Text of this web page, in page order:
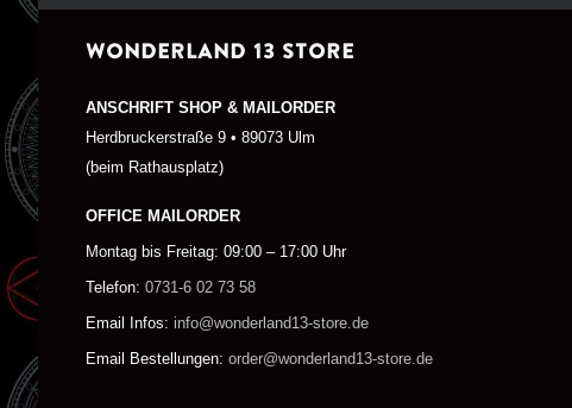
WONDERLAND 13 STORE
ANSCHRIFT SHOP & MAILORDER
Herdbruckerstraße 9 • 89073 Ulm
(beim Rathausplatz)
OFFICE MAILORDER
Montag bis Freitag: 09:00 – 17:00 Uhr
Telefon: 0731-6 02 73 58
Email Infos: info@wonderland13-store.de
Email Bestellungen: order@wonderland13-store.de